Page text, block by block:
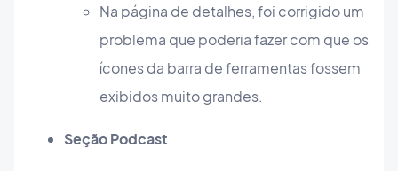
Na página de detalhes, foi corrigido um
problema que poderia fazer com que os
ícones da barra de ferramentas fossem
exibidos muito grandes.
Seção Podcast